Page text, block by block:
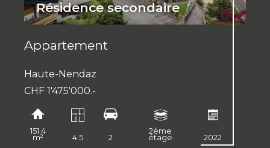
Résidence secondaire
Appartement
Haute-Nendaz
CHF 1'475'000.-
151.4
m² 4.5 2
2ème
étage 2022